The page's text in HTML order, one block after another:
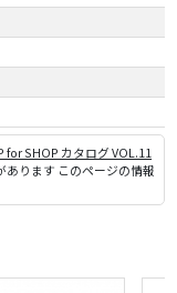
for SHOP カタログ VOL.11
ります このページの情報